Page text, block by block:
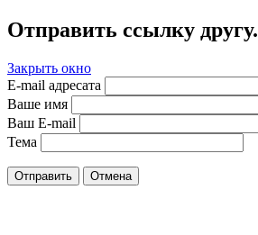
Отправить ссылку другу.
Закрыть окно
E-mail адресата
Ваше имя
Ваш E-mail
Тема
Отправить Отмена